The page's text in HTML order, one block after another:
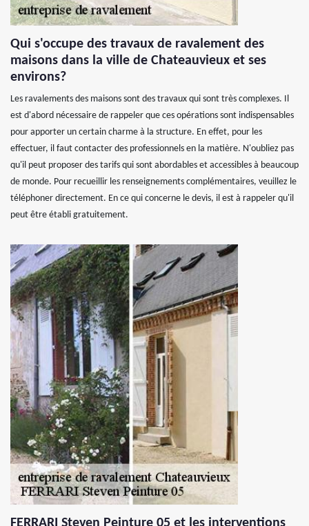
Qui s'occupe des travaux de ravalement des
maisons dans la ville de Chateauvieux et ses
environs?
Les ravalements des maisons sont des travaux qui sont très complexes. Il
est d'abord nécessaire de rappeler que ces opérations sont indispensables
pour apporter un certain charme à la structure. En effet, pour les
effectuer, il faut contacter des professionnels en la matière. N'oubliez pas
qu'il peut proposer des tarifs qui sont abordables et accessibles à beaucoup
de monde. Pour recueillir les renseignements complémentaires, veuillez le
téléphoner directement. En ce qui concerne le devis, il est à rappeler qu'il
peut être établi gratuitement.
FERRARI Steven Peinture 05 et les interventions